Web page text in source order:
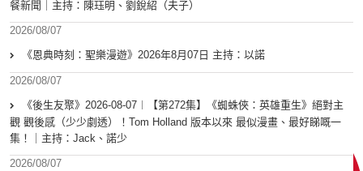
餐新聞｜主持：陳珏明、劉銳紹（夫子）
2026/08/07
《恩典時刻：聖樂漫遊》2026年8月07日 主持：以諾
2026/08/07
《後生友聚》2026-08-07︱【第272集】《蜘蛛俠：英雄重生》絕對主
觀 觀後感（少少劇透）！Tom Holland 版本以來 最似漫畫、最好睇嘅一
集！｜主持：Jack、諾少
2026/08/07